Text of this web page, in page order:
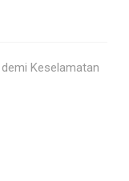
Keselamatan